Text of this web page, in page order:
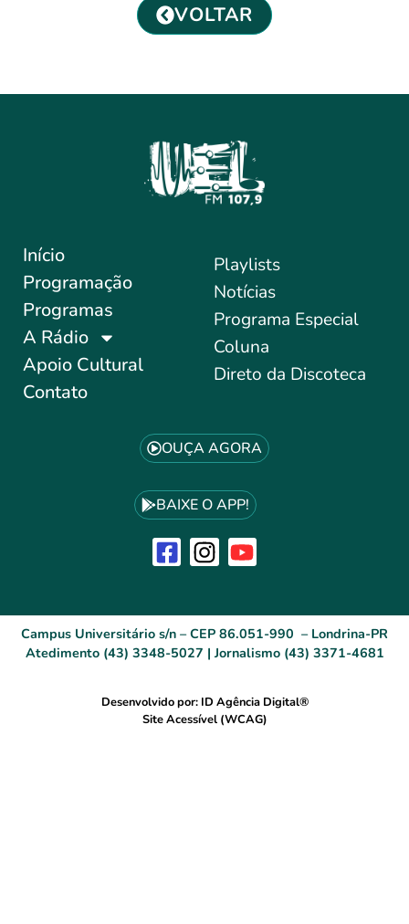
VOLTAR
Início
Programação
Programas
A Rádio
Apoio Cultural
Contato
Playlists
Notícias
Programa Especial
Coluna
Direto da Discoteca
OUÇA AGORA
BAIXE O APP!
Campus Universitário s/n – CEP 86.051-990 – Londrina-PR
Atedimento (43) 3348-5027 | Jornalismo (43) 3371-4681
Desenvolvido por: ID Agência Digital®
Site Acessível (WCAG)